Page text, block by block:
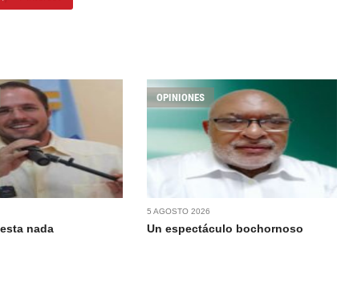
nada
OPINIONES
5 AGOSTO 2026
Un espectáculo bochornoso